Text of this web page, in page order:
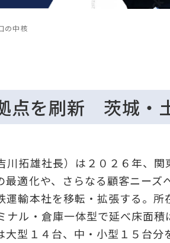
の中核
を刷新 茨城・
拓雄社長）は２０２６年、
適化や、さらなる顧客ニーズ
輸本社を移転・拡張する。
ナル・倉庫一体型で延べ床面
大型１４台、中・小型１５台